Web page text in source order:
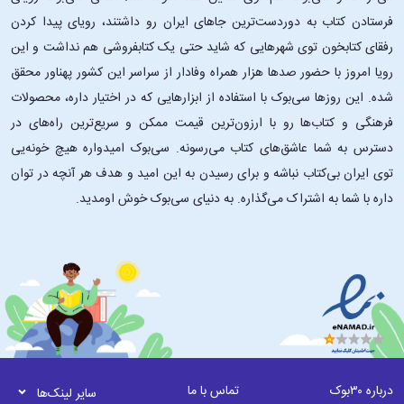
تیا گفت: «خب، پس خوبه که می‌ریم ماهیگیری، نه شنا. نگران نباش. جات
پیش من امنه.» اما در ذهن رز واژه‌های امنیت و ساحران با هم جور در
نمی‌آمدند، به‌خصوص بعد از اتفاقی که دیشب افتاده بود. بااین‌حال، به نظرش
رسید که جایش توی قایق پیش تیا امن‌تر از تنهاماندن توی ساحل است، پس
دل‌وجرئتش را جمع کرد و سوار قایق شد؛ بنابراین همان‌طور که ساحران دیگر با
سردرد از خواب بیدار می‌شدند، تیا پاروها را برداشت و قایقی را که خودش و
رز سوار آن بودند به میان امواج دریا راند.»
خلاصهٔ رمان تاج دوقلوها‌:
خواهرش بدزدد. او که از بدو تولد برای بازگشت به قصر و انتقام گرفتن از قاتل
والدینش آموزش دیده است، هر کاری می‌کند تا ملکه شود و از جامعهٔ
جادوگرانی که او را بزرگ کرده‌اند محافظت کند؛ یا این کار را می‌کرد اگر ناگهان
مجذوب نگهبانِ خوشتیپ و جذاب قصر نمی‌شد و اگر جادوی سرکشش آن‌قدر
برایش دردسر درست نمی‌کرد! پرنسس رز والهارت می‌داند که قدرتْ مسئولیت
زیادی دارد و اجازه نمی‌دهد موضوع کوچکی مانند دزدیده ‌شدنش یا ناگهان سر
فرستادن کتاب به دوردست‌ترین جاهای ایران رو داشتند، رویای پیدا کردن
رفقای کتابخون توی شهرهایی که شاید حتی یک کتابفروشی هم نداشت و این
رویا امروز با حضور صدها هزار همراه وفادار از سراسر این کشور پهناور محقق
شده. این ‌روزها سی‌بوک با استفاده از ابزارهایی که در اختیار داره، محصولات
فرهنگی و کتاب‌ها رو با ارزون‌ترین قیمت ممکن و سریع‌ترین راه‌های در
دسترس به شما عاشق‌های کتاب می‌رسونه. سی‌بوک امیدواره هیچ خونه‌یی
توی ایران بی‌کتاب نباشه و برای رسیدن به این امید و هدف هر آنچه در توان
داره با شما به اشتراک می‌گذاره. به دنیای سی‌بوک خوش اومدید.
درباره ۳۰بوک تماس با ما سایر لینک‌ها